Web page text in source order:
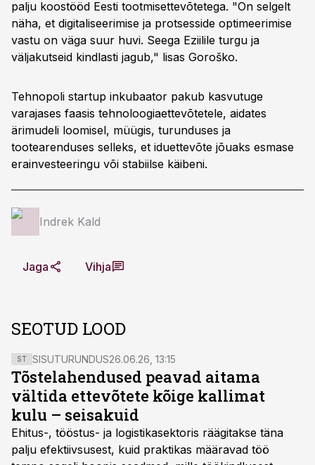
palju koostööd Eesti tootmisettevõtetega. "On selgelt
näha, et digitaliseerimise ja protsesside optimeerimise
vastu on väga suur huvi. Seega Eziilile turgu ja
väljakutseid kindlasti jagub," lisas Goroško.
Tehnopoli startup inkubaator pakub kasvutuge
varajases faasis tehnoloogiaettevõtetele, aidates
ärimudeli loomisel, müügis, turunduses ja
tootearenduses selleks, et iduettevõte jõuaks esmase
erainvesteeringu või stabiilse käibeni.
Indrek Kald
Jaga Vihja
SEOTUD LOOD
ST SISUTURUNDUS26.06.26, 13:15
Tõstelahendused peavad aitama
vältida ettevõtete kõige kallimat
kulu – seisakuid
Ehitus-, tööstus- ja logistikasektoris räägitakse täna
palju efektiivsusest, kuid praktikas määravad töö